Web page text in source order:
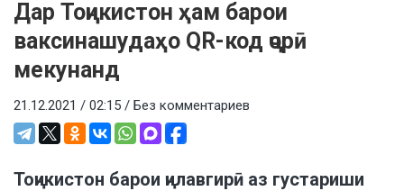
Дар Тоҷикистон ҳам барои
ваксинашудаҳо QR-код ҷорӣ
мекунанд
21.12.2021 / 02:15 / Без комментариев
Тоҷикистон барои ҷилавгирӣ аз густариши